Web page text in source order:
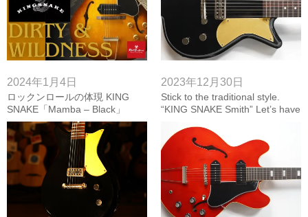
2024年1月4日
ロックンロールの体現 KING
SNAKE「Mamba – Black」
2023年12月30日
Stick to the traditional style.
“KING SNAKE Smith” Let’s have